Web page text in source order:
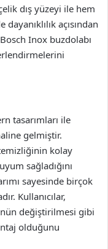
dış yüzeyi ile hem
açısından
Inox buzdolabı
tasarımları ile
gelmiştir.
kolay
sağladığını
sayesinde birçok
Kullanıcılar,
değiştirilmesi gibi
olduğunu